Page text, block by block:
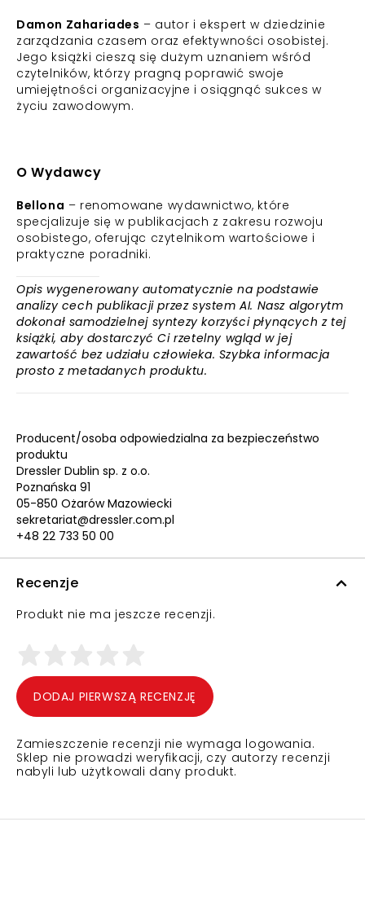
Damon Zahariades – autor i ekspert w dziedzinie
zarządzania czasem oraz efektywności osobistej.
Jego książki cieszą się dużym uznaniem wśród
czytelników, którzy pragną poprawić swoje
umiejętności organizacyjne i osiągnąć sukces w
życiu zawodowym.
O Wydawcy
Bellona – renomowane wydawnictwo, które
specjalizuje się w publikacjach z zakresu rozwoju
osobistego, oferując czytelnikom wartościowe i
praktyczne poradniki.
Opis wygenerowany automatycznie na podstawie
analizy cech publikacji przez system AI. Nasz algorytm
dokonał samodzielnej syntezy korzyści płynących z tej
książki, aby dostarczyć Ci rzetelny wgląd w jej
zawartość bez udziału człowieka. Szybka informacja
prosto z metadanych produktu.
Producent/osoba odpowiedzialna za bezpieczeństwo
produktu
Dressler Dublin sp. z o.o.
Poznańska 91
05-850 Ożarów Mazowiecki
sekretariat@dressler.com.pl
+48 22 733 50 00
Recenzje
Produkt nie ma jeszcze recenzji.
DODAJ PIERWSZĄ RECENZJĘ
Zamieszczenie recenzji nie wymaga logowania.
Sklep nie prowadzi weryfikacji, czy autorzy recenzji
nabyli lub użytkowali dany produkt.